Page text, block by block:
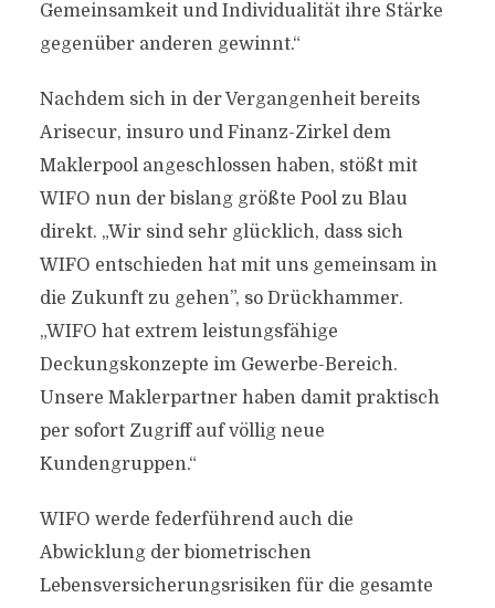
Gemeinsamkeit und Individualität ihre Stärke
gegenüber anderen gewinnt.“
Nachdem sich in der Vergangenheit bereits
Arisecur, insuro und Finanz-Zirkel dem
Maklerpool angeschlossen haben, stößt mit
WIFO nun der bislang größte Pool zu Blau
direkt. „Wir sind sehr glücklich, dass sich
WIFO entschieden hat mit uns gemeinsam in
die Zukunft zu gehen”, so Drückhammer.
„WIFO hat extrem leistungsfähige
Deckungskonzepte im Gewerbe-Bereich.
Unsere Maklerpartner haben damit praktisch
per sofort Zugriff auf völlig neue
Kundengruppen.“
WIFO werde federführend auch die
Abwicklung der biometrischen
Lebensversicherungsrisiken für die gesamte